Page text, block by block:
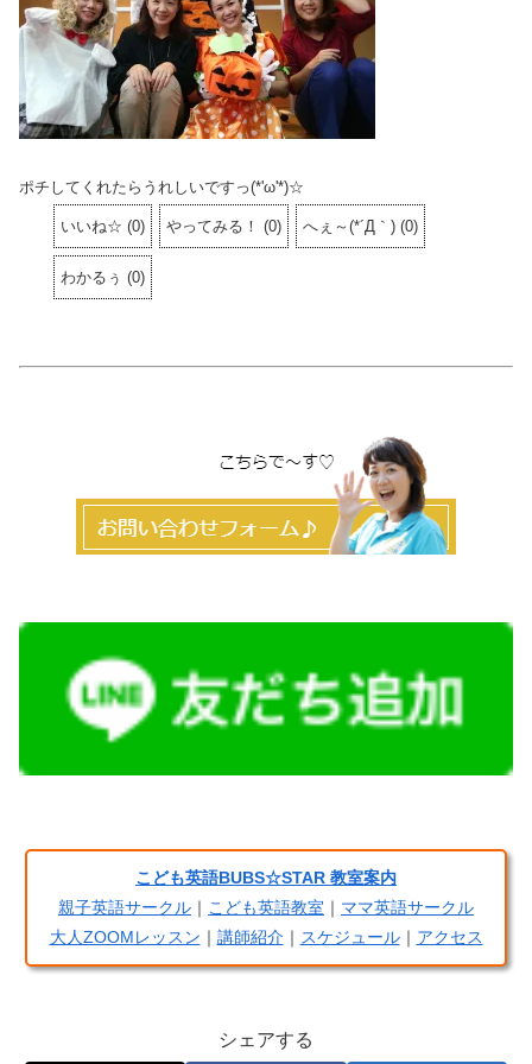
ポチしてくれたらうれしいですっ(*'ω'*)☆
いいね☆ (0) やってみる！ (0) へぇ～(*´Д｀) (0)
わかるぅ (0)
こども英語BUBS☆STAR 教室案内
親子英語サークル ｜ こども英語教室 ｜ ママ英語サークル
大人ZOOMレッスン ｜ 講師紹介｜ スケジュール｜ アクセス
シェアする